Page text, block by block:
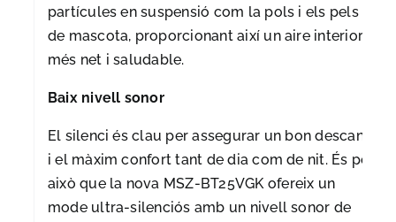
partícules en suspensió com la pols i els pels
de mascota, proporcionant així un aire interior
més net i saludable.
Baix nivell sonor
El silenci és clau per assegurar un bon descans
i el màxim confort tant de dia com de nit. És per
això que la nova MSZ-BT25VGK ofereix un
mode ultra-silenciós amb un nivell sonor de